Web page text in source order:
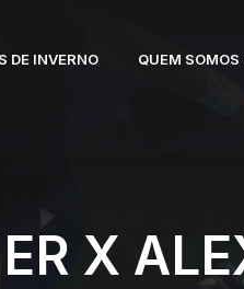
DE INVERNO QUEM SOMOS
X